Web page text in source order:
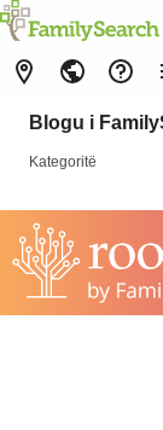
Blogu i
Kategoritë